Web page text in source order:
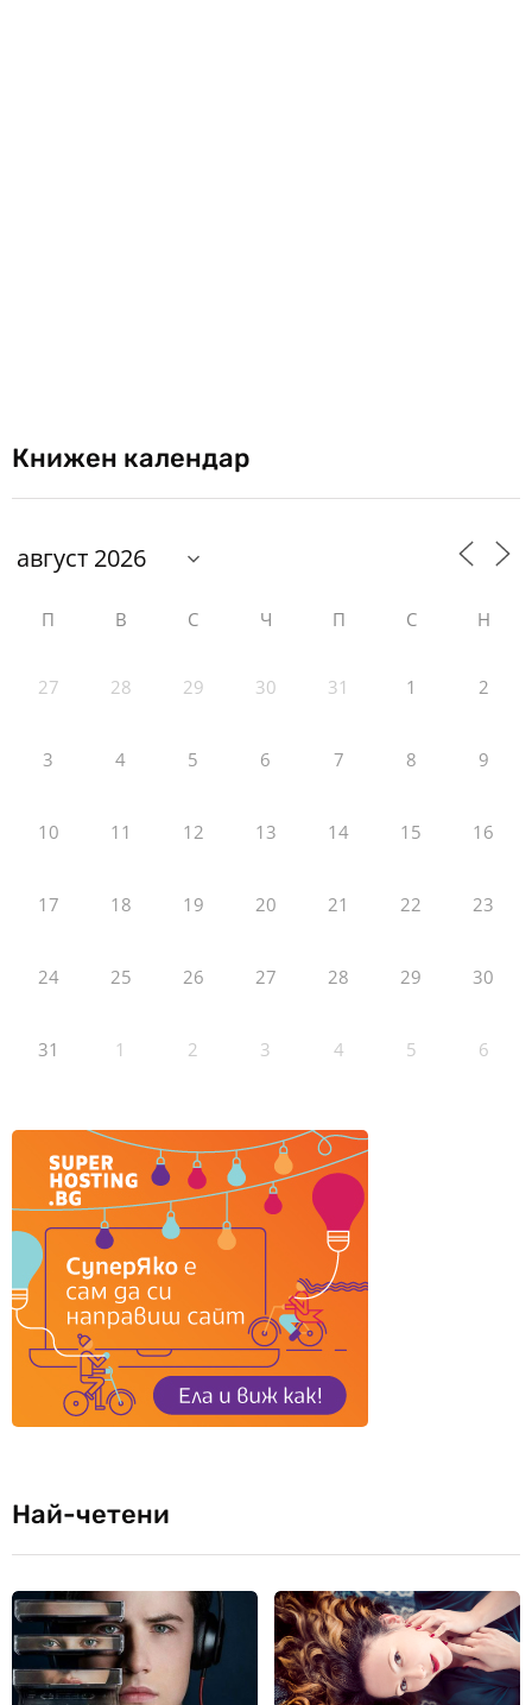
Книжен календар
П В С Ч П С Н
27 28 29 30 31 1 2
3 4 5 6 7 8 9
10 11 12 13 14 15 16
17 18 19 20 21 22 23
24 25 26 27 28 29 30
31 1 2 3 4 5 6
Най-четени